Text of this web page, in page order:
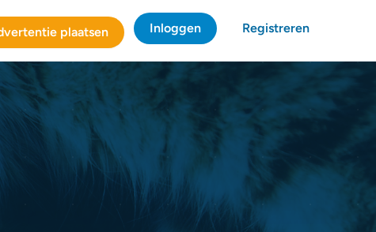
plaatsen Inloggen Registreren